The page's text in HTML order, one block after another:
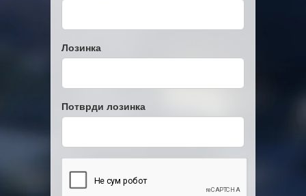
Лозинка
Потврди лозинка